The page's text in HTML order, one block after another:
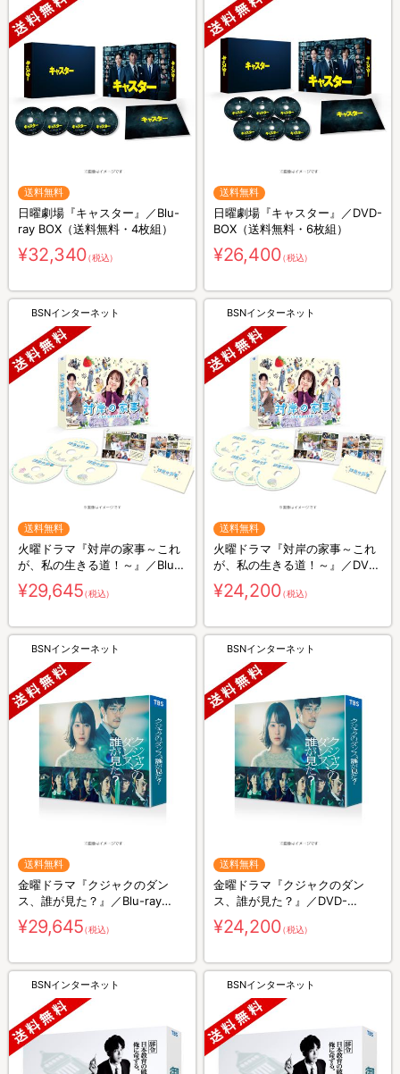
送料無料
日曜劇場『キャスター』／Blu-
ray BOX（送料無料・4枚組）
¥32,340（税込）
送料無料
日曜劇場『キャスター』／DVD-
BOX（送料無料・6枚組）
¥26,400（税込）
BSNインターネット
送料無料
火曜ドラマ『対岸の家事～これ
が、私の生きる道！～』／Blu-
ray BOX（送料無料・3枚組）
¥29,645（税込）
BSNインターネット
送料無料
火曜ドラマ『対岸の家事～これ
が、私の生きる道！～』／DVD-
BOX（送料無料・6枚組）
¥24,200（税込）
BSNインターネット
送料無料
金曜ドラマ『クジャクのダン
ス、誰が見た？』／Blu-ray
BOX（送料無料・4枚組）
¥29,645（税込）
BSNインターネット
送料無料
金曜ドラマ『クジャクのダン
ス、誰が見た？』／DVD-
BOX（送料無料・6枚組）
¥24,200（税込）
BSNインターネット BSNインターネット